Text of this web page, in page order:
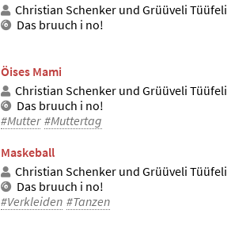
Christian Schenker und Grüüveli Tüüfeli
Das bruuch i no!
Öises Mami
Christian Schenker und Grüüveli Tüüfeli
Das bruuch i no!
#Mutter #Muttertag
Maskeball
Christian Schenker und Grüüveli Tüüfeli
Das bruuch i no!
#Verkleiden #Tanzen